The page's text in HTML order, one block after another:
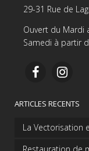
29-31 Rue de
Ouvert du Mardi
Samedi à partir
ARTICLES RECENTS
La Vectorisation
Restauration de